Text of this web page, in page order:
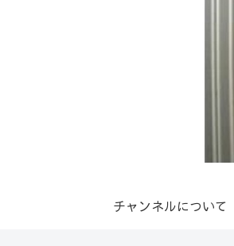
チャンネルについて